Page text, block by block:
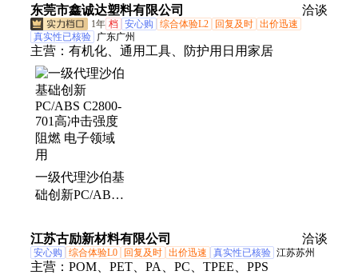
溴 薄壁部件
东莞市鑫诚达塑料有限公司
洽谈
1年 档 安心购 综合体验L2 回复及时 出价迅速
真实性已核验 广东广州
主营： 有机化、通用工具、防护用日用家居
一级代理沙伯基
础创新PC/ABS
击强度 阻燃 电
子领域用
江苏古励新材料有限公司 洽谈
安心购 综合体验L0 回复及时 出价迅速 真实性已核验 江苏苏州
主营： POM、PET、PA、PC、TPEE、PPS